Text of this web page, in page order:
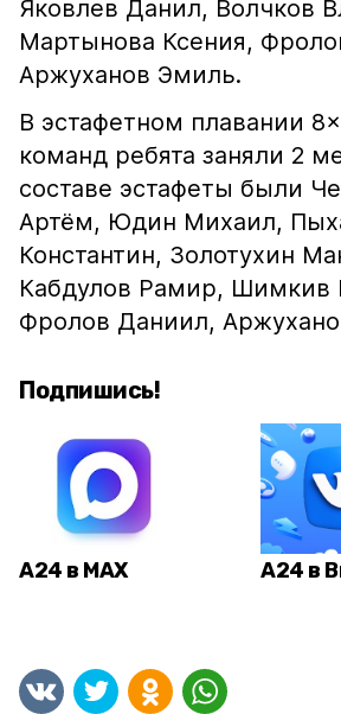
Яковлев Данил, Волчков
Мартынова Ксения,
Аржуханов Эмиль.
В эстафетном плавании
команд ребята заняли 2
составе эстафеты были
Артём, Юдин Михаил,
Константин, Золотухин
Кабдулов Рамир, Шимкив
Фролов Даниил,
Подпишись!
А24 в MAX А24 в